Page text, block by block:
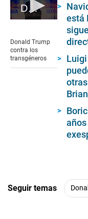
Donald Trump: promesas para el 2025
of
2
minutes,
Donald Trump
contra los
transgéneros
está
Seguir temas